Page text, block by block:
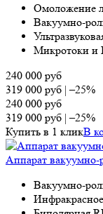
Омоложение
Вакуумно-
Микротоки и
240 000 руб
319 000 руб |–25%
240 000 руб
319 000 руб |–25%
Купить в 1 кликВ
Аппарат вакуумно-
Вакуумно-